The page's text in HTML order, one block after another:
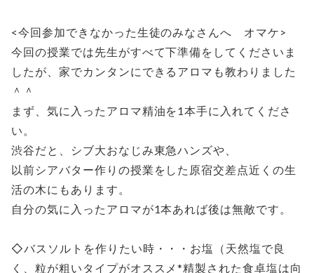
<今回参加できなかった生徒のみなさんへ オマケ>
今回の授業では先生がすべて下準備をしてくださいま
したが、家でカンタンにできるアロマも教わりました
＾＾
まず、気に入ったアロマ精油を1本手に入れてくださ
い。
渋谷だと、シブ大おなじみ東急ハンズや、
以前シアバター作りの授業をした原宿交差点近くの生
活の木にもあります。
自分の気に入ったアロマが1本あれば後は無敵です。
◇バスソルトを作りたい時・・・お塩（天然塩で良
く、粒が粗いタイプがオススメ*精製された食卓塩は向